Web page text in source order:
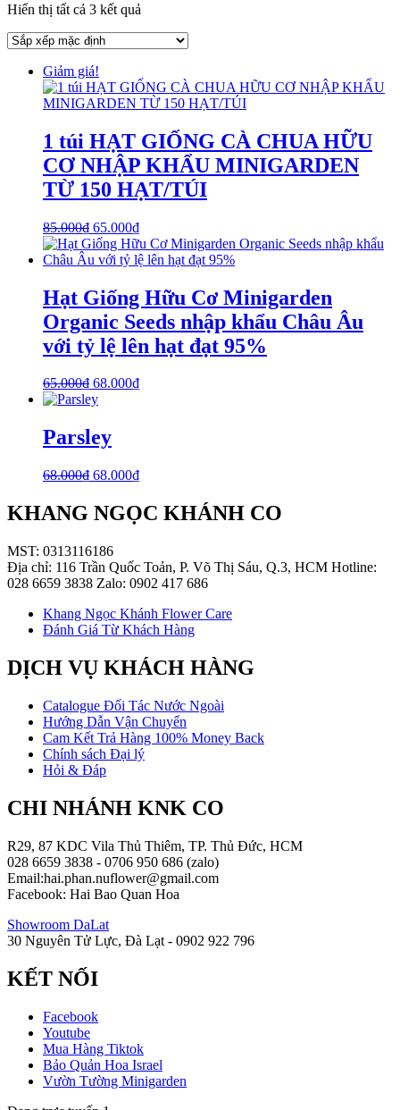
Hiển thị tất cả 3 kết quả
Giảm giá!
1 túi HẠT GIỐNG CÀ CHUA HỮU
CƠ NHẬP KHẨU MINIGARDEN
TỪ 150 HẠT/TÚI
85.000₫ 65.000₫
Hạt Giống Hữu Cơ Minigarden
Organic Seeds nhập khẩu Châu Âu
với tỷ lệ lên hạt đạt 95%
65.000₫ 68.000₫
Parsley
68.000₫ 68.000₫
KHANG NGỌC KHÁNH CO
MST: 0313116186
Địa chỉ: 116 Trần Quốc Toản, P. Võ Thị Sáu, Q.3, HCM Hotline:
028 6659 3838 Zalo: 0902 417 686
Khang Ngọc Khánh Flower Care
Đánh Giá Từ Khách Hàng
DỊCH VỤ KHÁCH HÀNG
Catalogue Đối Tác Nước Ngoài
Hướng Dẫn Vận Chuyển
Cam Kết Trả Hàng 100% Money Back
Chính sách Đại lý
Hỏi & Đáp
CHI NHÁNH KNK CO
R29, 87 KDC Vila Thủ Thiêm, TP. Thủ Đức, HCM
028 6659 3838 - 0706 950 686 (zalo)
Email:hai.phan.nuflower@gmail.com
Facebook: Hai Bao Quan Hoa
Showroom DaLat
30 Nguyên Tử Lực, Đà Lạt - 0902 922 796
KẾT NỐI
Facebook
Youtube
Mua Hàng Tiktok
Bảo Quản Hoa Israel
Vườn Tường Minigarden